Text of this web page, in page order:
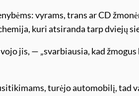
vyrams, trans ar CD
kuri atsiranda tarp dviejų
jis, — „svarbiausia, kad
turėjo automobilį, tad